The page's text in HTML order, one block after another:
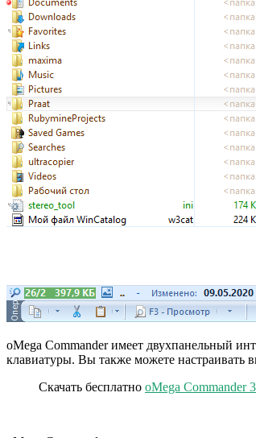
oMega Commander имеет двухпанельный
клавиатуры. Вы также можете настраивать
Скачать бесплатно oMega Commander